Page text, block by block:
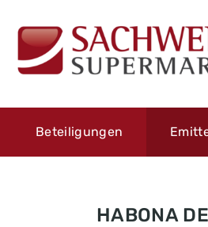
Beteiligungen
HABONA